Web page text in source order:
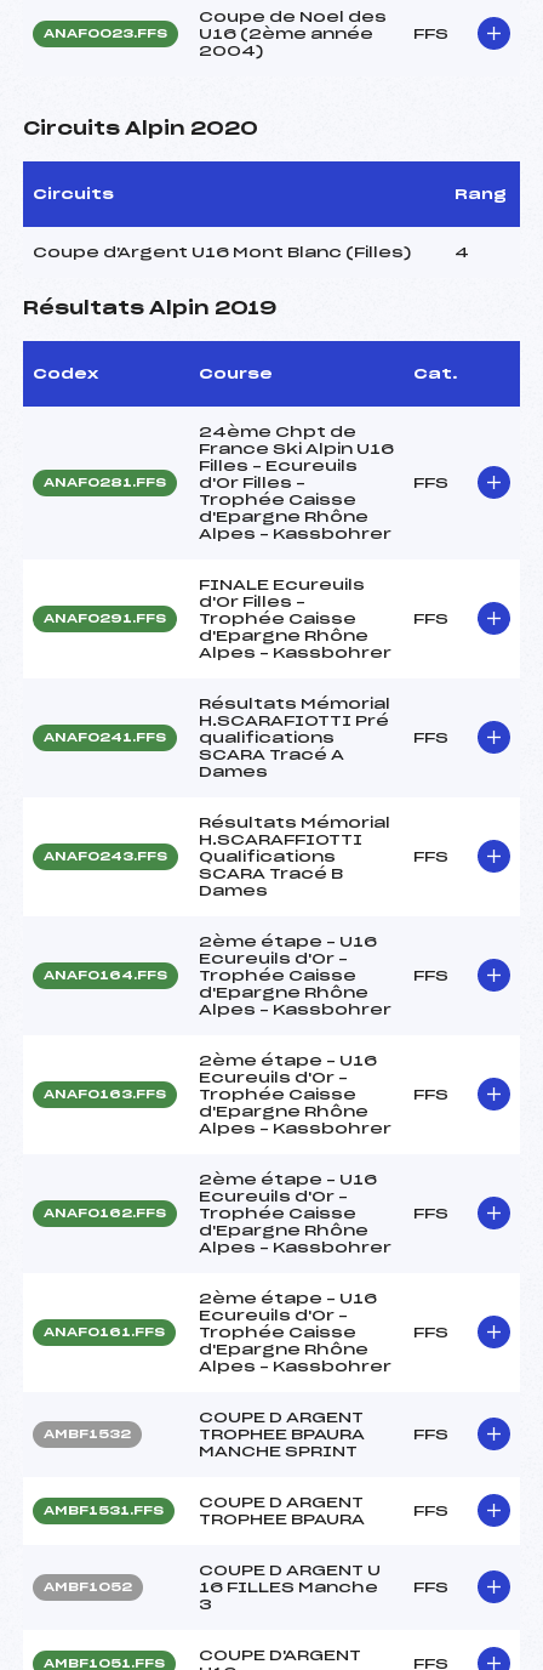
ANAF0023.FFS
Coupe de Noel des
U16 (2ème année
2004)
FFS
Circuits Alpin 2020
Circuits Rang
Coupe d'Argent U16 Mont Blanc (Filles) 4
Résultats Alpin 2019
Codex Course Cat.
ANAF0281.FFS
24ème Chpt de
France Ski Alpin U16
Filles – Ecureuils
d'Or Filles –
Trophée Caisse
d'Epargne Rhône
Alpes – Kassbohrer
FFS
ANAF0291.FFS
FINALE Ecureuils
d'Or Filles –
Trophée Caisse
d'Epargne Rhône
Alpes – Kassbohrer
FFS
ANAF0241.FFS
Résultats Mémorial
H.SCARAFIOTTI Pré
qualifications
SCARA Tracé A
Dames
FFS
ANAF0243.FFS
Résultats Mémorial
H.SCARAFFIOTTI
Qualifications
SCARA Tracé B
Dames
FFS
ANAF0164.FFS
2ème étape – U16
Ecureuils d'Or –
Trophée Caisse
d'Epargne Rhône
Alpes – Kassbohrer
FFS
ANAF0163.FFS
2ème étape – U16
Ecureuils d'Or –
Trophée Caisse
d'Epargne Rhône
Alpes – Kassbohrer
FFS
ANAF0162.FFS
2ème étape – U16
Ecureuils d'Or –
Trophée Caisse
d'Epargne Rhône
Alpes – Kassbohrer
FFS
ANAF0161.FFS
2ème étape – U16
Ecureuils d'Or –
Trophée Caisse
d'Epargne Rhône
Alpes – Kassbohrer
FFS
AMBF1532
COUPE D ARGENT
TROPHEE BPAURA
MANCHE SPRINT
FFS
AMBF1531.FFS
COUPE D ARGENT
TROPHEE BPAURA
FFS
AMBF1052
COUPE D ARGENT U
16 FILLES Manche
3
FFS
AMBF1051.FFS
COUPE D'ARGENT
FFS